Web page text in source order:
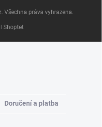
Shoptet
. Všechna práva vyhrazena.
Doručení a platba